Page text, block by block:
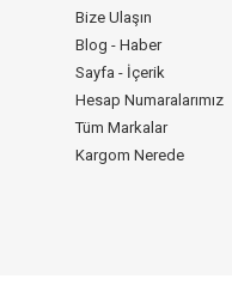
Bize Ulaşın
Blog - Haber
Sayfa - İçerik
Hesap Numaralarımız
Tüm Markalar
Kargom Nerede